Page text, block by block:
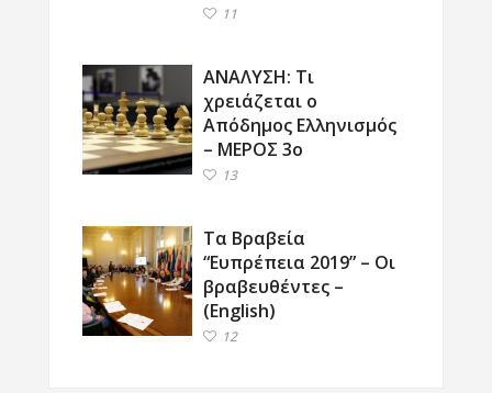
11
ΑΝΑΛΥΣΗ: Τι
χρειάζεται ο
Απόδημος Ελληνισμός
– ΜΕΡΟΣ 3ο
13
Τα Βραβεία
“Ευπρέπεια 2019” – Οι
βραβευθέντες –
(English)
12